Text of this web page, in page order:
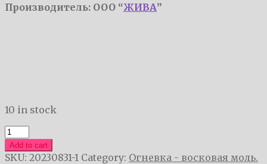
Производитель: ООО “ЖИВА”
10 in stock
Огнёвка
INTRO
-
Add to cart
SKU: 20230831-1 Category: Огневка - восковая моль.